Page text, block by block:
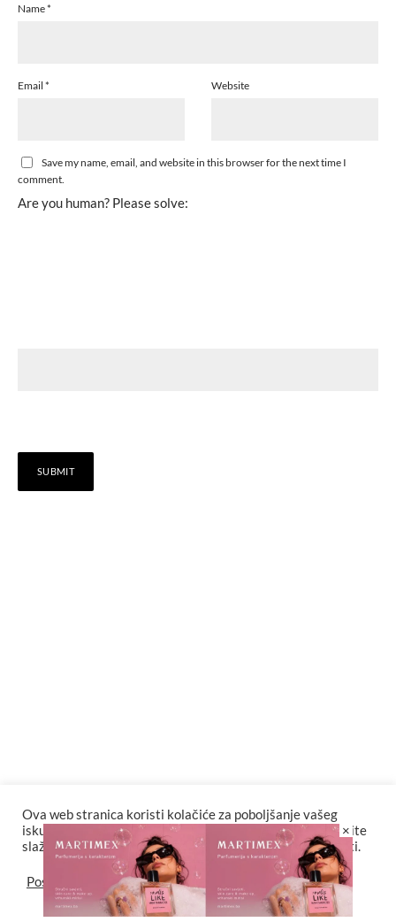
Name*
Email * Website
Save my name, email, and website in this browser for the next time I
comment.
Are you human? Please solve:
Ova web stranica koristi kolačiće za poboljšanje vašeg
iskustva. Za potpunu funkcionalnost web stranice odaberite
slažem se sa postavkama kolačića i politikama privatnosti.
Postavke Slažem se
×